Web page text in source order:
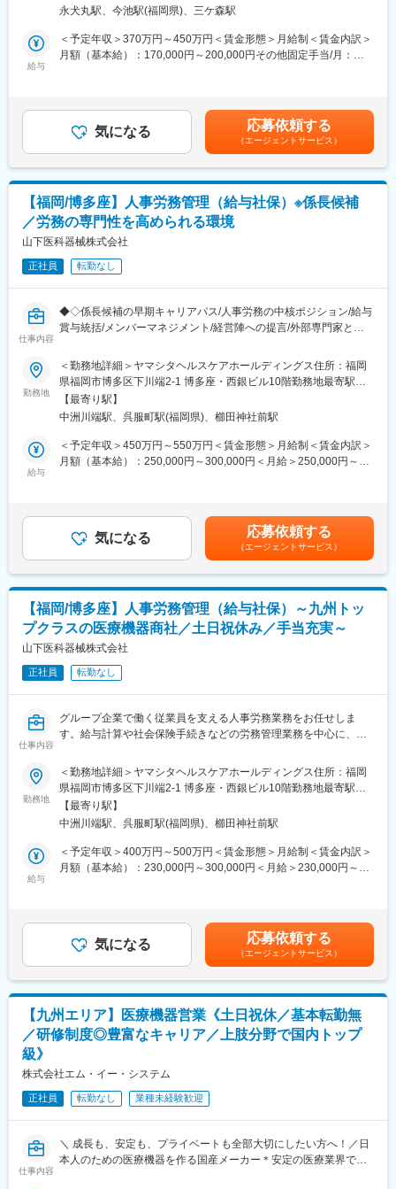
・資格取得支援制度あり。さらなるスキルアップも可能
■当社について：
当社では、医療機器の設置及び点検、製造販売や修理のほか、内
変更の範囲：会社の定める業務
■募集概要
当社は北九州市に本社を置き、創業から50年以上に渡り地元密着
で歯科医院に向けた事業展開を行っております。今回は営業職の
募集です。
歯科医院に対し、当社の歯科用製品の営業を担当していただきま
す。新規ではなく、既存営業となりますので、週に2回程同じ歯科
医院へ訪問し、顧客との関係性を深めていただきます。
・メーカーの勉強もありますので商材知識やメンテナンス対応の
注意事項なども学ぶことが出来る環境です。
った大型のものから、歯科用消耗品まで取り扱っております。
※エリア：北九州市内～福岡市内で、社用車を1人1台貸与。県外
■組織構成
身の方等、業界未経験の方も現在活躍されております！
■評価制度
実績はもちろん、業務に取り組む姿勢や過程も評価され個人の努
く、部署で目標を追うスタイルになります。設備案件の受注に成
功した時はインセンティブがございます。
たため、顧客からの信頼も厚く、新規紹介の流入などもありま
す。また、誰かが休みでもそのエリアをカバーする組織風土です
ので、営業の対応漏れが起きにくい環境です。
・OSADA・タカラ・ヨシダ・朝日レントゲンなど、国内を代表す
るメーカーやシロナといった海外ブランドメーカーとの長年にわ
たる代理店・特約店として販売協力を進めており、安定した基盤
を持っております。
変更の範囲：会社の定める業務
永犬丸駅、今池駅(福岡県)、三ケ森駅
給与
＜予定年収＞370万円～450万円＜賃金形態＞月給制＜賃金内訳＞
月額（基本給）：170,000円～200,000円その他固定手当/月：
給あり賃金はあくまでも目安の金額であり、選考を通じて上下す
る可能性があります。月給(月額)は固定手当を含めた表記です。
気になる 応募依頼する
（エージェントサービス）
【福岡/博多座】人事労務管理（給与社保）※係長候補
／労務の専門性を高められる環境
山下医科器械株式会社
正社員 転勤なし
仕事内容
◆◇係長候補の早期キャリアパス/人事労務の中核ポジション/給与
賞与統括/メンバーマネジメント/経営陣への提言/外部専門家と連
■採用背景：
組織拡大と法制度の複雑化に伴い、人事労務領域のガバナンス強
化と業務高度化を図るため、即戦力となる係長候補を募集しま
す。
■業務内容：
当ポジションはグループ全体の人事労務機能の中核として、給与
して制度設計や規程改定にも関与でき、現場主導で仕組みを作り
上げたい方に最適な環境です。
- 社会保険・労働保険手続きの管理および法令順守強化：各種手続
きの運用管理、被保険者情報管理、法改正対応。
- 年末調整業務の計画・統括：スケジュール設計、関係部門調整、
- 税務関連対応：顧問税理士等との折衝、税務処理に関する調整・
資料作成支援。
の仕組みづくり提案。
- 業務フロー見直し・効率化・DX推進：HRシステム導入補助、業
- 規程整備・法改正対応：就業規則や各種規程の改定、労務リスク
低減のためのルール設計。
- 労務リスク対応：労基署対応、従業員トラブル対応の一次対応お
よび関係部門との連携。
業務配分、評価・育成計画の実行。
- その他：人事労務領域の統括として関係部署との調整、経営陣へ
- 人事部内で労務領域に特化した中核ポジション。ジョブローテー
ションは限定され、労務専門性を高めるキャリアが描けます。
- 管理職登用を見据えた係長候補の募集で、早期に中核業務をお任
せします。チームは中途中心で、外部専門家（税理士等）と密に
連携する文化です。
変更の範囲：会社の定める業務
勤務地
＜勤務地詳細＞ヤマシタヘルスケアホールディングス住所：福岡
県福岡市博多区下川端2-1 博多座・西銀ビル10階勤務地最寄駅：
地下鉄空港線／中洲川端駅受動喫煙対策：敷地内全面禁煙変更の
範囲：無
【最寄り駅】
中洲川端駅、呉服町駅(福岡県)、櫛田神社前駅
給与
＜予定年収＞450万円～550万円＜賃金形態＞月給制＜賃金内訳＞
月額（基本給）：250,000円～300,000円＜月給＞250,000円～
30歳／主任／年収450万円33歳／主任／年収470万円※手当を含ん
だ想定年収でございます。賃金はあくまでも目安の金額であり、
選考を通じて上下する可能性があります。月給(月額)は固定手当を
含めた表記です。
気になる 応募依頼する
（エージェントサービス）
【福岡/博多座】人事労務管理（給与社保）～九州トッ
プクラスの医療機器商社／土日祝休み／手当充実～
山下医科器械株式会社
正社員 転勤なし
仕事内容
グループ企業で働く従業員を支える人事労務業務をお任せしま
す。給与計算や社会保険手続きなどの労務管理業務を中心に、従
【具体的には】
・給与、賞与の計算業務
・社会保険、労働保険に関する各種手続き
・年末調整業務
・税務関連業務
・安全衛生管理業務
・その他、人事労務に関する業務全般
担当業務からスタートし、OJTを通じて徐々に業務の幅を広げて
いただきます。
今回の募集は『人事労務担当者』ですので人事労務以外の業務を
担当いただくことはありません。
また、ジョブローテーションもほぼないため、人事労務分野に特
給与計算や社会保険手続き、安全衛生管理など幅広い実務経験を
を築いていただくことを期待しています。
変更の範囲：会社の定める業務
勤務地
＜勤務地詳細＞ヤマシタヘルスケアホールディングス住所：福岡
県福岡市博多区下川端2-1 博多座・西銀ビル10階勤務地最寄駅：
地下鉄空港線／中洲川端駅受動喫煙対策：敷地内全面禁煙変更の
範囲：無
【最寄り駅】
中洲川端駅、呉服町駅(福岡県)、櫛田神社前駅
給与
＜予定年収＞400万円～500万円＜賃金形態＞月給制＜賃金内訳＞
月額（基本給）：230,000円～300,000円＜月給＞230,000円～
30歳／主任／年収450万円33歳／主任／年収470万円※手当を含ん
だ想定年収でございます。賃金はあくまでも目安の金額であり、
選考を通じて上下する可能性があります。月給(月額)は固定手当を
含めた表記です。
気になる 応募依頼する
（エージェントサービス）
【九州エリア】医療機器営業《土日祝休／基本転勤無
／研修制度◎豊富なキャリア／上肢分野で国内トップ
級》
株式会社エム・イー・システム
正社員 転勤なし 業種未経験歓迎
仕事内容
＼ 成長も、安定も、プライベートも全部大切にしたい方へ！／日
本人のための医療機器を作る国産メーカー＊安定の医療業界で活